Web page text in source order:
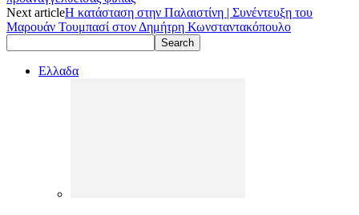
Next articleΗ κατάσταση στην Παλαιστίνη | Συνέντευξη του
Μαρουάν Τουμπασί στον Δημήτρη Κωνσταντακόπουλο
Ελλαδα